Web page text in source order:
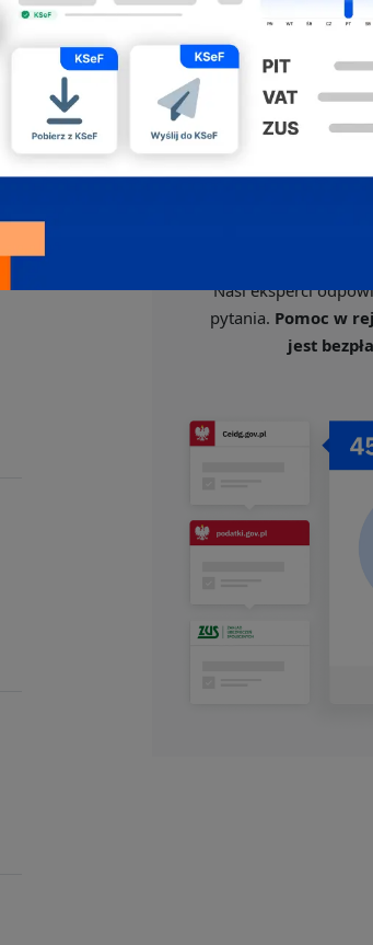
Skorzystaj z
którą oferujemy w
Ogólnopolskiego
Wspierania
Nasi eksperci
pytania. Pomoc w
jest